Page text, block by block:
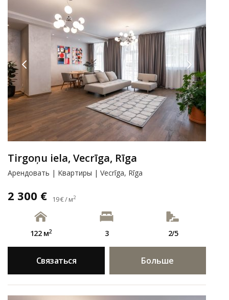
Tirgoņu iela, Vecrīga, Rīga
Арендовать | Kвартиры | Vecrīga, Rīga
2 300 € 19 € / м2
122 м2 3 2/5
Связаться Больше